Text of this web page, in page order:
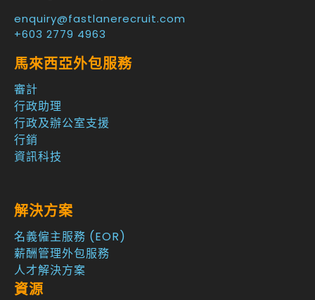
enquiry@fastlanerecruit.com
+603 2779 4963
馬來西亞外包服務
審計
行政助理
行政及辦公室支援
行銷
資訊科技
解決方案
名義僱主服務 (EOR)
薪酬管理外包服務
人才解決方案
資源